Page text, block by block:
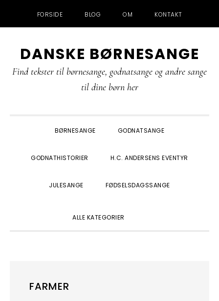
FORSIDE BLOG OM KONTAKT
direkte
til
indhold
direkte
til
direkte
til
DANSKE BØRNESANGE
Find tekster til børnesange, godnatsange og andre sange
til dine børn her
BØRNESANGE GODNATSANGE
GODNATHISTORIER H.C. ANDERSENS EVENTYR
JULESANGE FØDSELSDAGSSANGE
ALLE KATEGORIER
FARMER